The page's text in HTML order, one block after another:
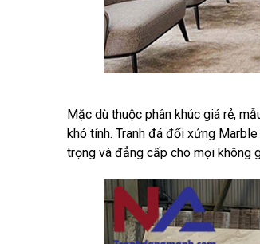
Mặc dù thuộc phân khúc giá rẻ,
khó tính. Tranh đá đối xứng
trọng và đẳng cấp cho mọi không